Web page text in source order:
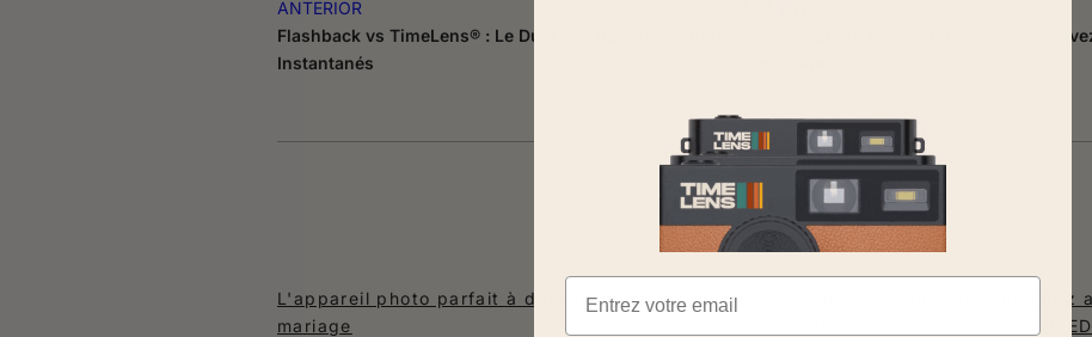
ANTERIOR
Flashback vs TimeLens® : Le Duel des Appareils Photo
Instantanés
Appareil photo jetable réutilisable :
L'appareil photo parfait à donner à vos invités de
mariage
Nostalgie garantie : plongez
80 avec la TimeLens® POP